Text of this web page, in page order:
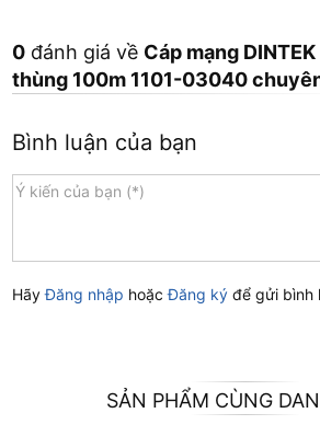
0 đánh giá về Cáp mạng
thùng 100m 1101-03040
Bình luận của bạn
HãyĐăng nhập hoặcĐăng ký để gửi bình
SẢN PHẨM CÙNG